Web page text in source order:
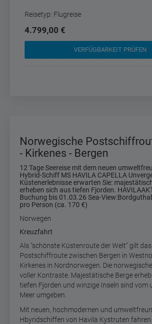
Reisetyp: Flugreise
4.799,00 €
VERFÜGBARKEIT PRÜFEN
Norwegische
- Kirkenes - Bergen
12 Tage Seereise mit dem neuen
Hybrid-Schiff MS HAVILA CAPELLA
Küstenerlebnisse erwarten Sie:
erheben sich aus tiefen Fjorden.
Buchung bis 01.03.26 Sea-
pro Person (ca. 170 €)
Norwegen
Kreuzfahrt
Als "schönste Küstenroute der Welt" gilt
Postschiffroute zwischen Bergen in
Kirkenes in Nordnorwegen. Die
voller Kontraste. Majestätische Berge
tiefen Fjorden und winzige Inseln sind vom
Meer umgeben.
Mit neuen, hochmodernen und
Hbyridschiffen von Havila Kystruten fahren